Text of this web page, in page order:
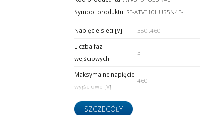
Symbol produktu: SE-ATV310HU55N4E-
Napięcie sieci [V]
380..460
Liczba faz
wejściowych
3
Maksymalne napięcie
wyjściowe [V]
460
SZCZEGÓŁY